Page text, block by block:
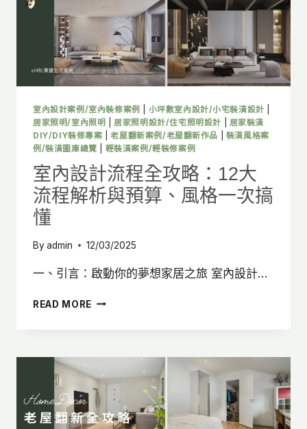
師
選
軟
裝
例
一
次
看！
室內設計案例/室內裝修案例 小坪數室內設計/小宅裝潢設計
居家照明/室內照明
|居家照明設計/住宅照明設計
居家裝潢
DIY/DIY裝修專案 |老屋翻新案例/老屋翻新作品
裝潢風格案
例/裝潢圖庫總覽
輕裝潢案例/輕裝修案例
室內設計流程全攻略：12大
流程解析與預算、風格一次搞
懂
Byadmin 12/03/2025
一、引言：啟動你的夢想家居之旅 室內設計…
READ MORE 室
流
全
攻
略：